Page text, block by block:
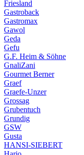
Friesland
Gastroback
Gastromax
Gawol
Geda
Gefu
G.F. Heim & Söhne
GnaliZani
Gourmet Berner
Graef
Graefe-Unzer
Grossag
Grubentuch
Grundig
GSW
Gusta
HANSI-SIEBERT